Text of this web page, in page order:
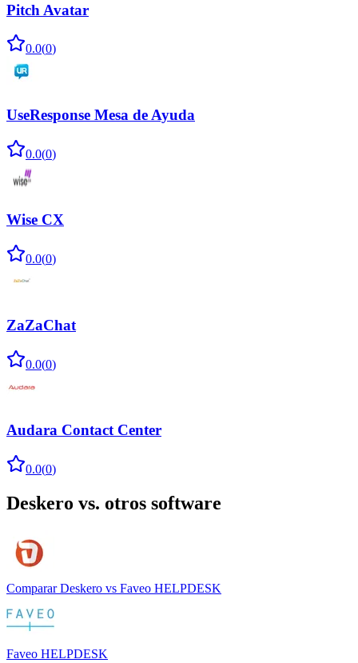
Pitch Avatar
0.0(0)
UseResponse Mesa de Ayuda
0.0(0)
Wise CX
0.0(0)
ZaZaChat
0.0(0)
Audara Contact Center
0.0(0)
Deskero vs. otros software
Comparar Deskero vs Faveo HELPDESK
Faveo HELPDESK